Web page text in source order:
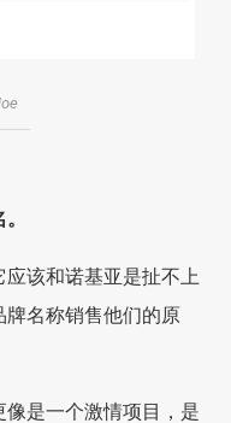
该和诺基亚是扯不上
牌名称销售他们的原
是一个激情项目，是